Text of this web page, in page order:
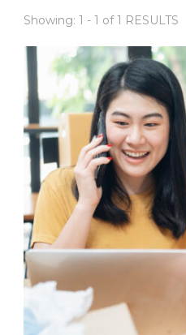
Showing: 1 - 1 of 1 RESULTS